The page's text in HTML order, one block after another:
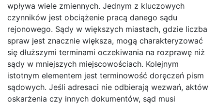
wpływa wiele zmiennych. Jednym z kluczowych
czynników jest obciążenie pracą danego sądu
rejonowego. Sądy w większych miastach, gdzie liczba
spraw jest znacznie większa, mogą charakteryzować
się dłuższymi terminami oczekiwania na rozprawę niż
sądy w mniejszych miejscowościach. Kolejnym
istotnym elementem jest terminowość doręczeń pism
sądowych. Jeśli adresaci nie odbierają wezwań, aktów
oskarżenia czy innych dokumentów, sąd musi